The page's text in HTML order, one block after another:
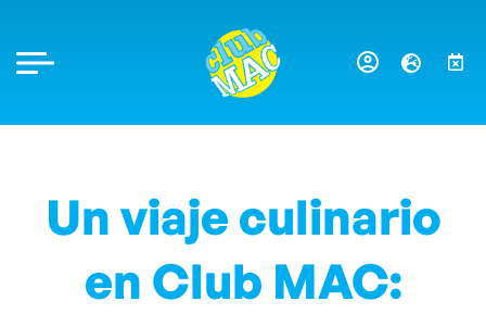
Un viaje culinario
en Club MAC: